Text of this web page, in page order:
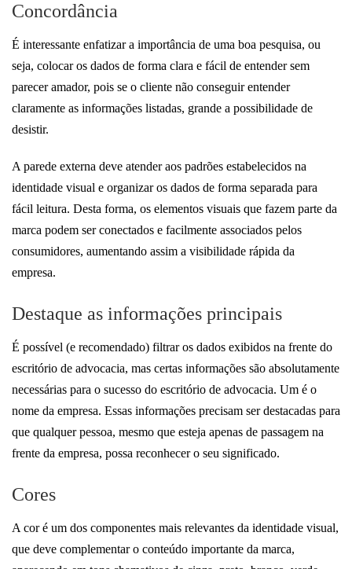
Concordância
É interessante enfatizar a importância de uma boa pesquisa, ou
seja, colocar os dados de forma clara e fácil de entender sem
parecer amador, pois se o cliente não conseguir entender
claramente as informações listadas, grande a possibilidade de
desistir.
A parede externa deve atender aos padrões estabelecidos na
identidade visual e organizar os dados de forma separada para
fácil leitura. Desta forma, os elementos visuais que fazem parte da
marca podem ser conectados e facilmente associados pelos
consumidores, aumentando assim a visibilidade rápida da
empresa.
Destaque as informações principais
É possível (e recomendado) filtrar os dados exibidos na frente do
escritório de advocacia, mas certas informações são absolutamente
necessárias para o sucesso do escritório de advocacia. Um é o
nome da empresa. Essas informações precisam ser destacadas para
que qualquer pessoa, mesmo que esteja apenas de passagem na
frente da empresa, possa reconhecer o seu significado.
Cores
A cor é um dos componentes mais relevantes da identidade visual,
que deve complementar o conteúdo importante da marca,